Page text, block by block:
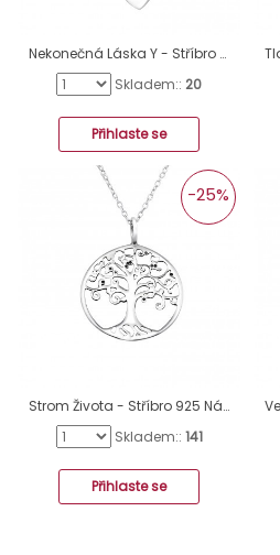
Nekonečná Láska Y - Stříbro 925 Náhrdelníky bez kamenů A4S32207
Skladem:: 20
Přihlaste se
Strom Života - Stříbro 925 Náhrdelníky bez kamenů A4S32239
-25%
Skladem:: 141
Přihlaste se